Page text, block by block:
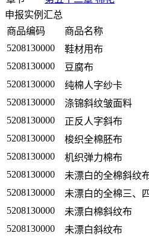
申报实例汇总
商品编码
商品名称
5208130000
鞋材用布
5208130000
豆腐布
5208130000
纯棉人字纱卡
5208130000
涤锦斜纹皱面料
5208130000
正反人字斜布
5208130000
梭织全棉胚布
5208130000
机织弹力棉布
5208130000
未漂白的全棉斜纹
5208130000
未漂白的全棉三、
5208130000
未漂白棉斜纹布
5208130000
未漂白斜纹布